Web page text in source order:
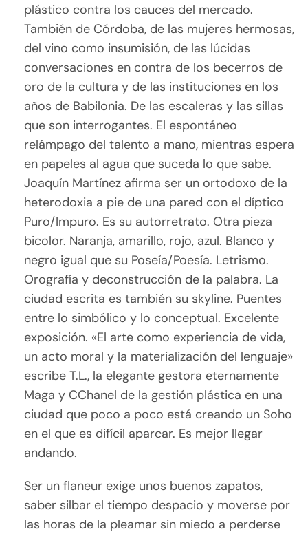
plástico contra los cauces del mercado.
También de Córdoba, de las mujeres hermosas,
del vino como insumisión, de las lúcidas
conversaciones en contra de los becerros de
oro de la cultura y de las instituciones en los
años de Babilonia. De las escaleras y las sillas
que son interrogantes. El espontáneo
relámpago del talento a mano, mientras espera
en papeles al agua que suceda lo que sabe.
Joaquín Martínez afirma ser un ortodoxo de la
heterodoxia a pie de una pared con el díptico
Puro/Impuro. Es su autorretrato. Otra pieza
bicolor. Naranja, amarillo, rojo, azul. Blanco y
negro igual que su Poseía/Poesía. Letrismo.
Orografía y deconstrucción de la palabra. La
ciudad escrita es también su skyline. Puentes
entre lo simbólico y lo conceptual. Excelente
exposición. «El arte como experiencia de vida,
un acto moral y la materialización del lenguaje»
escribe T.L., la elegante gestora eternamente
Maga y CChanel de la gestión plástica en una
ciudad que poco a poco está creando un Soho
en el que es difícil aparcar. Es mejor llegar
andando.
Ser un flaneur exige unos buenos zapatos,
saber silbar el tiempo despacio y moverse por
las horas de la pleamar sin miedo a perderse